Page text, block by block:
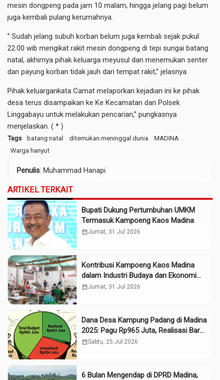
mesin dongpeng pada jam 10 malam, hingga jelang pagi belum
juga kembali pulang kerumahnya.
” Sudah jelang subuh korban belum juga kembali sejak pukul
22.00 wib mengikat rakit mesin dongpeng di tepi sungai batang
natal, akhirnya pihak keluarga meyusul dan menemukan senter
dan payung korban tidak jauh dari tempat rakit,” jelasnya
Pihak keluargankata Camat melaporkan kejadian ini ke pihak
desa terus disampaikan ke Ke Kecamatan dan Polsek
Linggabayu untuk melakukan pencarian,” pungkasnya
menjelaskan. ( * )
Tags batang natal ditemukan meninggal dunia
MADINA.
Warga hanyut
Penulis: Muhammad Hanapi
ARTIKEL TERKAIT
Bupati Dukung Pertumbuhan UMKM
Termasuk Kampoeng Kaos Madina
calendar_monthJumat, 31 Jul 2026
Kontribusi Kampoeng Kaos Madina
dalam Industri Budaya dan Ekonomi
Daerah
calendar_monthJumat, 31 Jul 2026
Dana Desa Kampung Padang di Madina
2025: Pagu Rp965 Juta, Realisasi Baru
Rp661 Juta
calendar_monthSabtu, 25 Jul 2026
6 Bulan Mengendap di DPRD Madina,